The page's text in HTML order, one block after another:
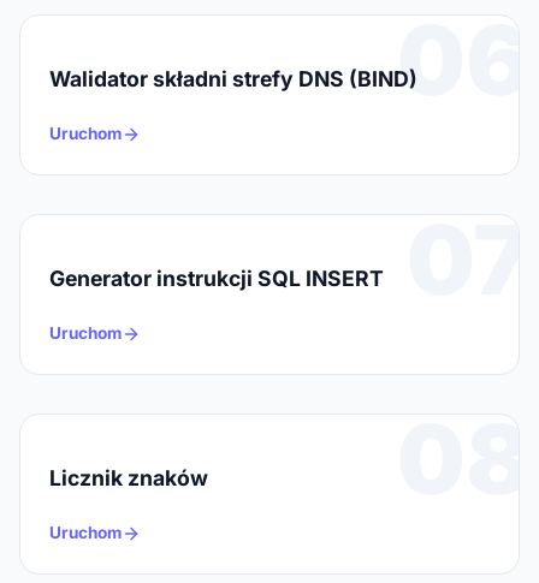
06
Walidator składni strefy DNS (BIND)
Uruchom
07
Generator instrukcji SQL INSERT
Uruchom
08
Licznik znaków
Uruchom